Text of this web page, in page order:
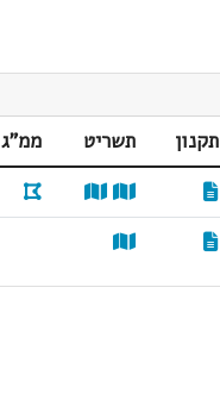
תקנון תשריט ממ"ג